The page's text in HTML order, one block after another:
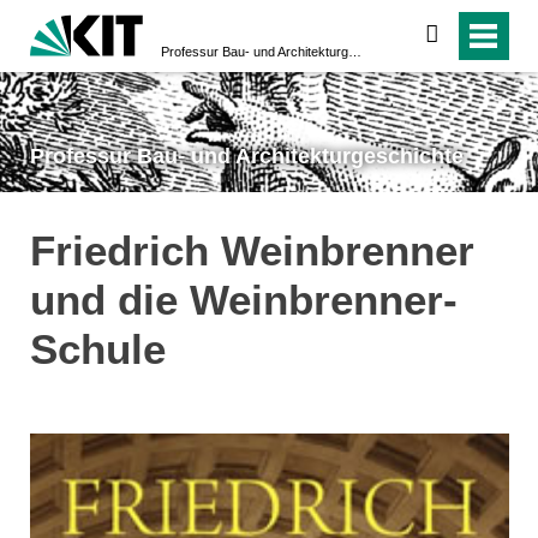
suchen
Professur Bau- und Architekturgeschichte
Friedrich Weinbrenner
und die Weinbrenner-
Schule